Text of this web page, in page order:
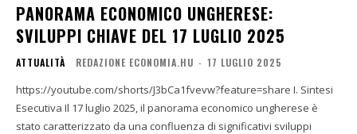
PANORAMA ECONOMICO UNGHERESE:
SVILUPPI CHIAVE DEL 17 LUGLIO 2025
ATTUALITÀ REDAZIONE ECONOMIA.HU - 17 LUGLIO 2025
https://youtube.com/shorts/J3bCa1fvevw?feature=share I. Sintesi
Esecutiva Il 17 luglio 2025, il panorama economico ungherese è
stato caratterizzato da una confluenza di significativi sviluppi